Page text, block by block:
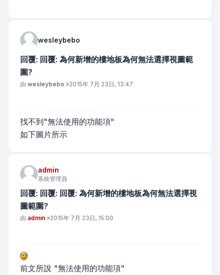
wesleybebo
回覆: 回覆: 為何新增的樓地板為何無法選擇視圖範
圍?
文章
由 wesleybebo »2015年 7月 23日, 13:47
找不到"無法使用的功能項"
如下圖片所示
admin
系統管理員
回覆: 回覆: 回覆: 為何新增的樓地板為何無法選擇視
圖範圍?
文章
由 admin »2015年 7月 23日, 15:00
前文所說 "無法使用的功能項"